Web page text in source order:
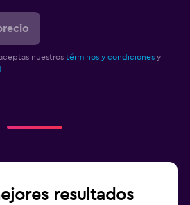
nuestros términos y condiciones y
.
resultados